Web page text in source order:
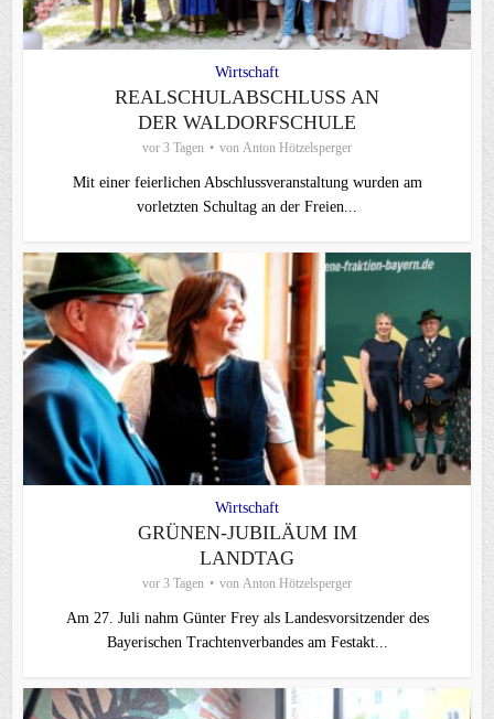
Wirtschaft
REALSCHULABSCHLUSS AN
DER WALDORFSCHULE
vor 3 Tagen von Anton Hötzelsperger
Mit einer feierlichen Abschlussveranstaltung wurden am
vorletzten Schultag an der Freien...
Wirtschaft
GRÜNEN-JUBILÄUM IM
LANDTAG
vor 3 Tagen von Anton Hötzelsperger
Am 27. Juli nahm Günter Frey als Landesvorsitzender des
Bayerischen Trachtenverbandes am Festakt...